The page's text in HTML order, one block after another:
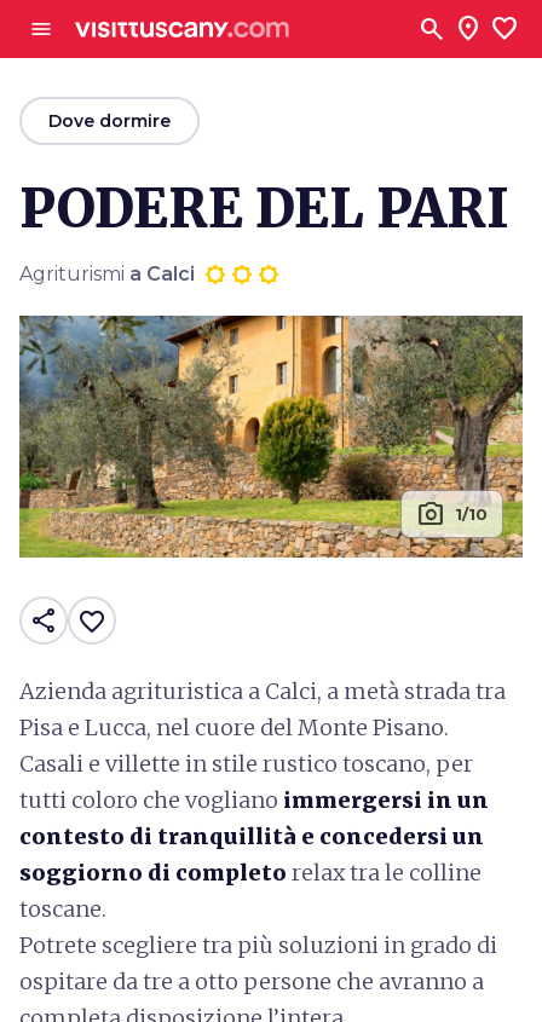
menu search location_on favorite
arrow_backDove dormire
PODERE DEL PARI
Agriturismi a Calci
photo_camera 1/10
share favorite_border
Azienda agrituristica a Calci, a metà strada tra
Pisa e Lucca, nel cuore del Monte Pisano.
Casali e villette in stile rustico toscano, per
tutti coloro che vogliano immergersi in un
contesto di tranquillità e concedersi un
soggiorno di completo relax tra le colline
toscane.
Potrete scegliere tra più soluzioni in grado di
ospitare da tre a otto persone che avranno a